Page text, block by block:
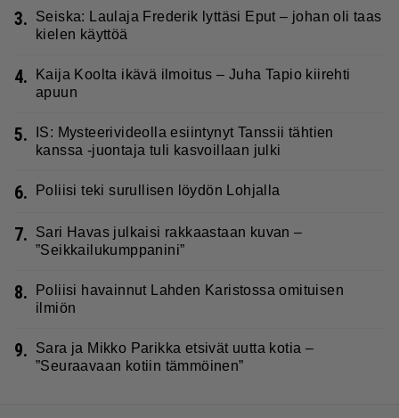
3.
Seiska: Laulaja Frederik lyttäsi Eput – johan oli taas
kielen käyttöä
4.
Kaija Koolta ikävä ilmoitus – Juha Tapio kiirehti
apuun
5.
IS: Mysteerivideolla esiintynyt Tanssii tähtien
kanssa -juontaja tuli kasvoillaan julki
6. Poliisi teki surullisen löydön Lohjalla
7.
Sari Havas julkaisi rakkaastaan kuvan –
”Seikkailukumppanini”
8.
Poliisi havainnut Lahden Karistossa omituisen
ilmiön
9.
Sara ja Mikko Parikka etsivät uutta kotia –
”Seuraavaan kotiin tämmöinen”